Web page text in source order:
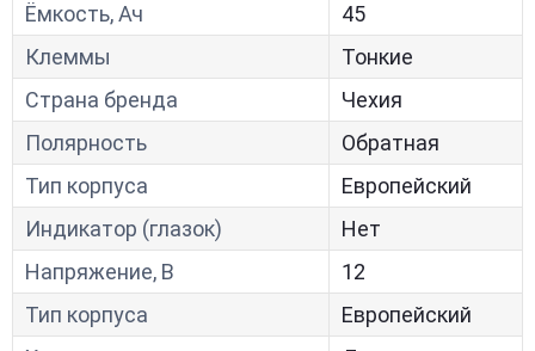
Ёмкость, Ач
45
Клеммы
Тонкие
Страна бренда
Чехия
Полярность
Обратная
Тип корпуса
Европейский
Индикатор (глазок)
Нет
Напряжение, В
12
Тип корпуса
Европейский